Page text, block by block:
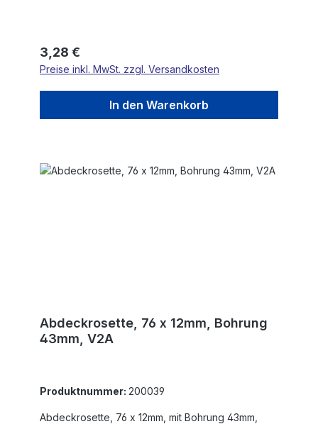
Regulärer Preis:
3,28 €
Preise inkl. MwSt. zzgl. Versandkosten
In den Warenkorb
Abdeckrosette, 76 x 12mm, Bohrung
43mm, V2A
Produktnummer: 200039
Abdeckrosette, 76 x 12mm, mit Bohrung 43mm,